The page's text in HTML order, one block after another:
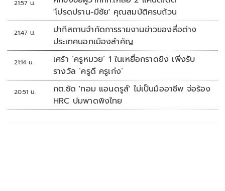
21:57 น.
'โปรดปราน-มีชัย' คุณสมบัติครบถ้วน
21:47 น.
ปากีสถานจำกัดการรายงานข่าวของสื่อต่าง
ประเทศนอกเมืองสำคัญ
21:14 น.
เศร้า ‘ครูหมวย’ 1 ในเหยื่อกราดยิง เพิ่งรับ
รางวัล ‘ครูดี ครูเก่ง’
20:51 น.
กต.ซัด 'ทอม แอนดรูส์' ไม่เป็นมืออาชีพ จ่อร้อง
HRC ปมพาดพิงไทย